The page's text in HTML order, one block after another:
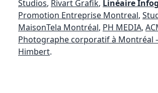
Studios, Rivart Grafik, Linéaire
Promotion Entreprise Montreal,
MaisonTela Montréal, PH MEDIA,
Photographe corporatif à Montréal
Himbert.